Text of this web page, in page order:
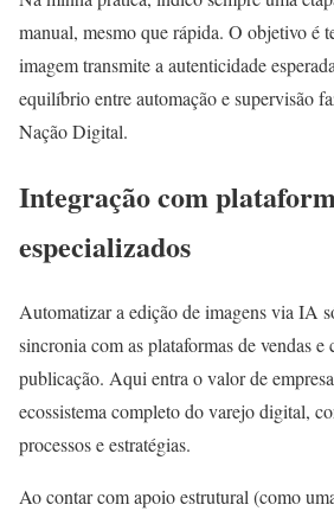
manual, mesmo que rápida. O objetivo é
imagem transmite a autenticidade
equilíbrio entre automação e supervisão
Nação Digital.
Integração com
especializados
Automatizar a edição de imagens via IA
sincronia com as plataformas de vendas
publicação. Aqui entra o valor de
ecossistema completo do varejo digital,
processos e estratégias.
Ao contar com apoio estrutural (como